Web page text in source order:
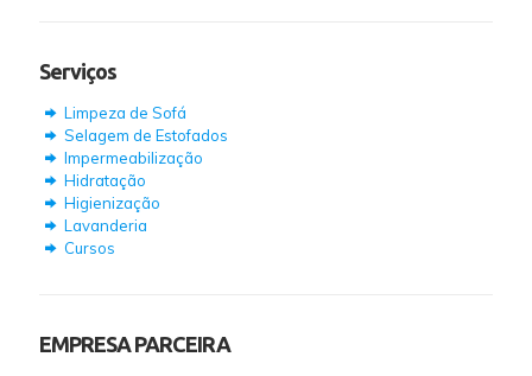
Serviços
Limpeza de Sofá
Selagem de Estofados
Impermeabilização
Hidratação
Higienização
Lavanderia
Cursos
EMPRESA PARCEIRA